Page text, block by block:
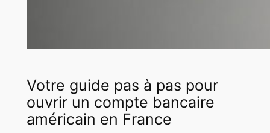
Votre guide pas à pas pour
ouvrir un compte bancaire
américain en France